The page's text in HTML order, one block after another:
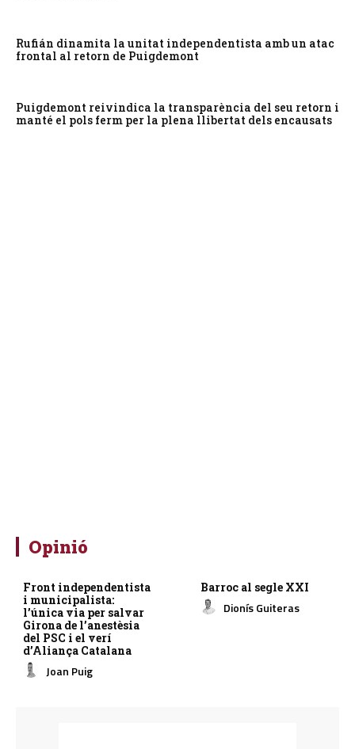
Rufián dinamita la unitat independentista amb un atac
frontal al retorn de Puigdemont
Puigdemont reivindica la transparència del seu retorn i
manté el pols ferm per la plena llibertat dels encausats
Opinió
Front independentista
i municipalista:
l’única via per salvar
Girona de l’anestèsia
del PSC i el verí
d’Aliança Catalana
Joan Puig
Barroc al segle XXI
Dionís Guiteras